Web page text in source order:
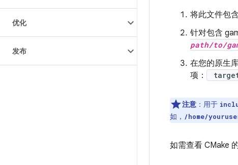
优化
发布
将此文件包
针对包含
path/to/
在您的原生
项：
注意 ：用于
如， /home/
如需查看 CMake